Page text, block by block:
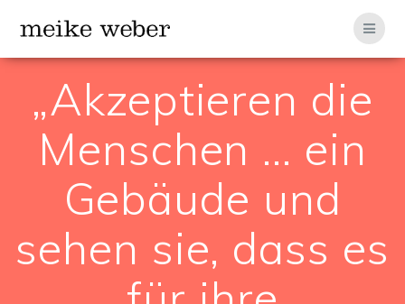
„Akzeptieren die
Menschen … ein
Gebäude und
sehen sie, dass es